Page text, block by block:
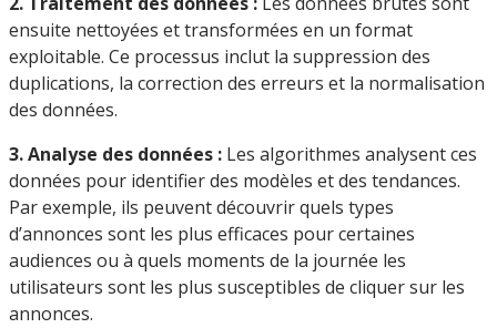
ensuite nettoyées et transformées en un format
exploitable. Ce processus inclut la suppression des
duplications, la correction des erreurs et la normalisation
des données.
3. Analyse des données : Les algorithmes analysent ces
données pour identifier des modèles et des tendances.
Par exemple, ils peuvent découvrir quels types
d’annonces sont les plus efficaces pour certaines
audiences ou à quels moments de la journée les
utilisateurs sont les plus susceptibles de cliquer sur les
annonces.